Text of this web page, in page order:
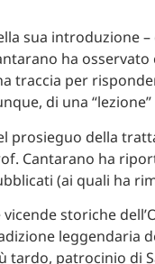
sua introduzione
ha osservato
traccia per
di una
prosieguo della
Cantarano ha
(ai quali ha
vicende storiche
leggendaria
tardo, patrocinio di